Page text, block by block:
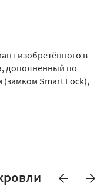
изобретённого в
дополненный по
Smart Lock),